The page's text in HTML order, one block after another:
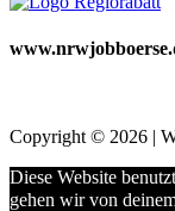
Copyright © 2026 |
Diese Website
gehen wir von